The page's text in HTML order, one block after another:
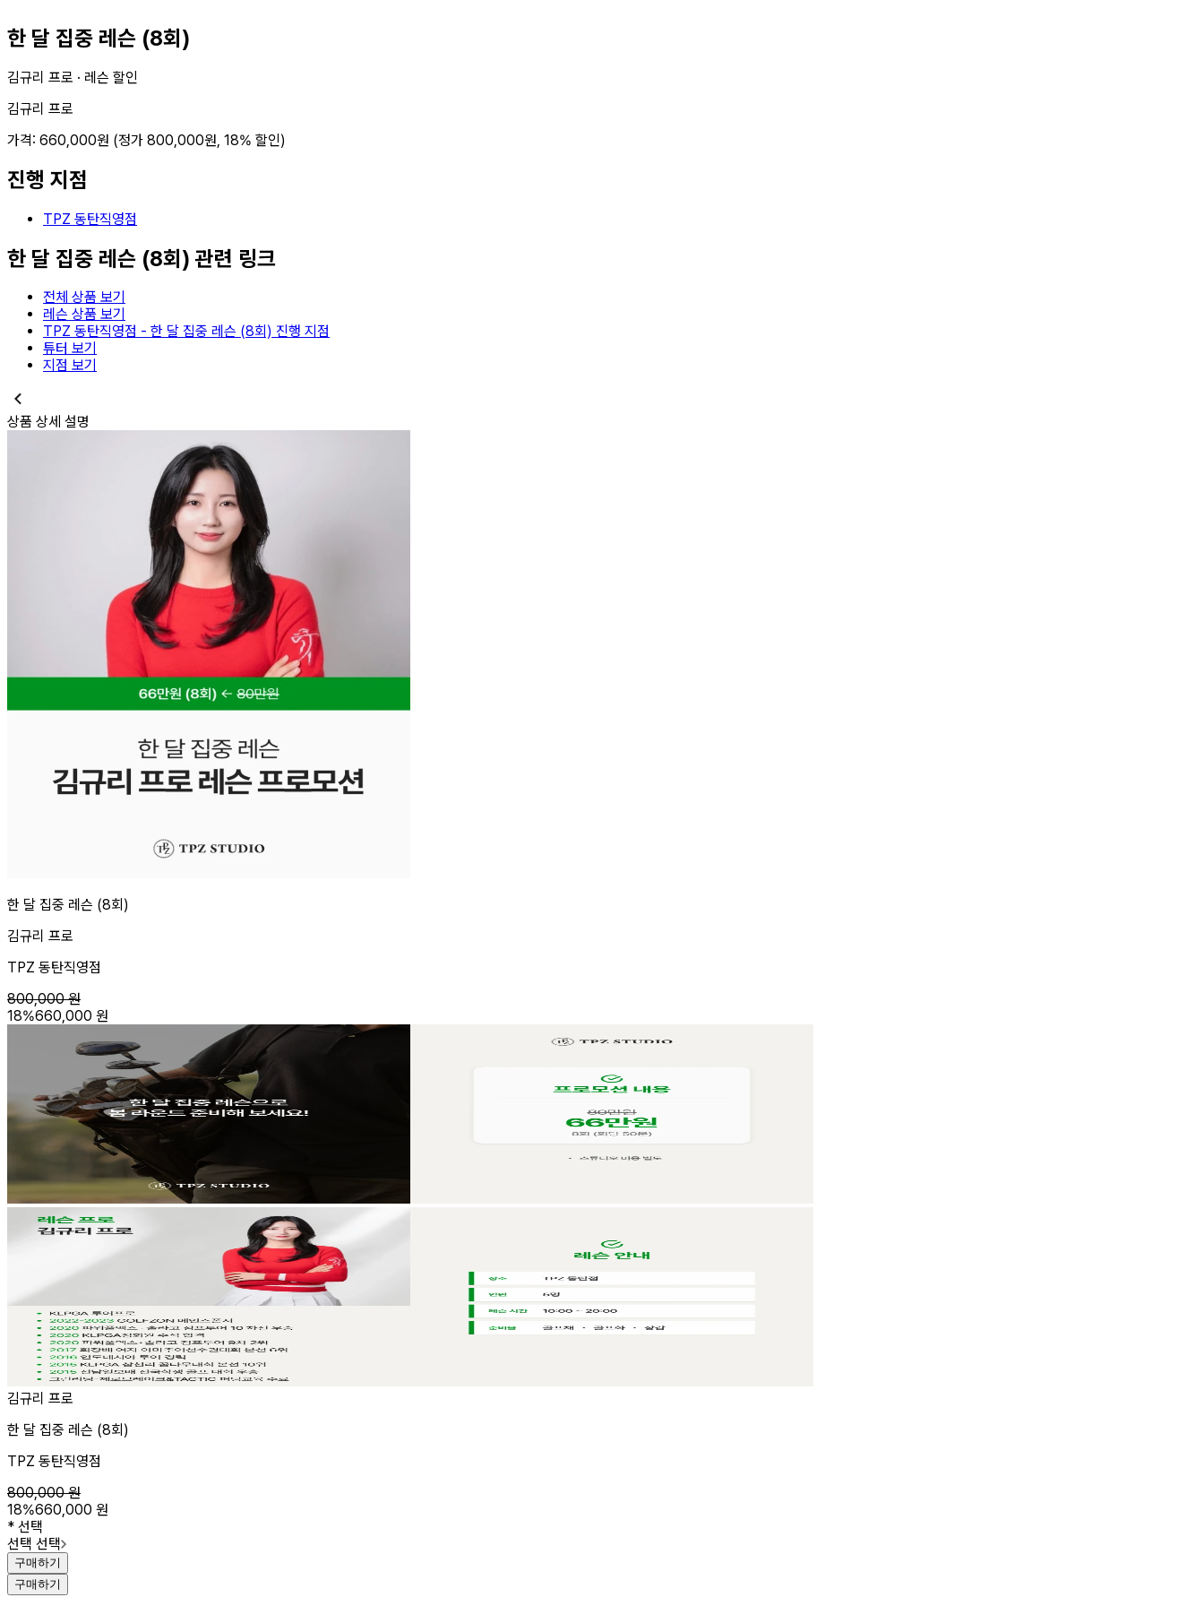
한 달 집중 레슨 (8회)
김규리 프로 · 레슨 할인
김규리 프로
가격: 660,000원 (정가 800,000원, 18% 할인)
진행 지점
TPZ 동탄직영점
한 달 집중 레슨 (8회) 관련 링크
전체 상품 보기
레슨 상품 보기
TPZ 동탄직영점 - 한 달 집중 레슨 (8회) 진행 지점
튜터 보기
지점 보기
상품 상세 설명
한 달 집중 레슨 (8회)
김규리 프로
TPZ 동탄직영점
800,000원
18%660,000 원
김규리 프로
한 달 집중 레슨 (8회)
TPZ 동탄직영점
800,000원
18%660,000 원
* 선택
선택 선택
구매하기
구매하기